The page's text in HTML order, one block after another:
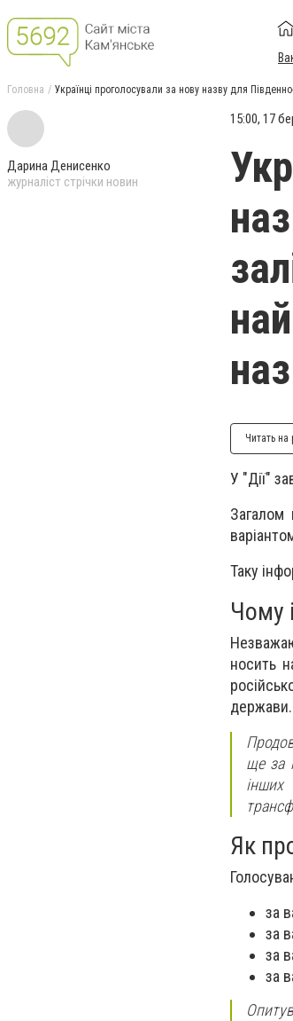
Головна Українці проголосували за нову назву для
Дарина Денисенко
журналіст стрічки новин
15:00, 17
Читать на
У "Дії"
Загалом
Таку
Чому
носить
держави.
ще за
інших
Як
за
за
за
за